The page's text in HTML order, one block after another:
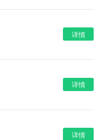
详情
详情
详情